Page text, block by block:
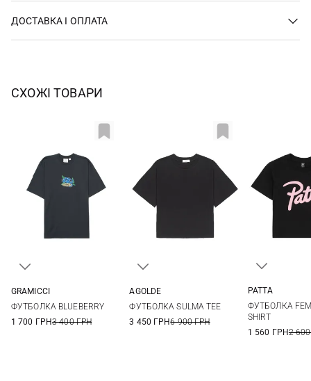
ДОСТАВКА І ОПЛАТА
СХОЖІ ТОВАРИ
GRAMICCI
ФУТБОЛКА BLUEBERRY
1 700 ГРН3 400 ГРН
AGOLDE
ФУТБОЛКА SULMA TEE
3 450 ГРН6 900 ГРН
PATTA
ФУТБОЛКА
SHIRT
1 560 ГРН2